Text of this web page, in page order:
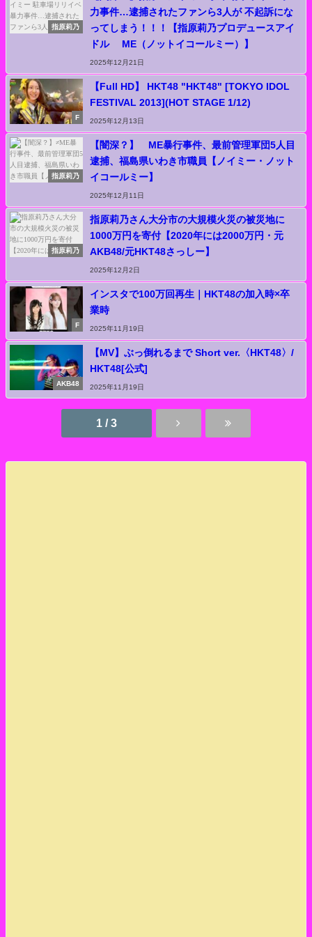
指原莉乃
力事件…逮捕されたファンら3人が 不起訴にな
ってしまう！！！【指原莉乃プロデュースアイ
ドル ≠ME（ノットイコールミー）】
2025年12月21日
F
【Full HD】 HKT48 "HKT48" [TOKYO IDOL
FESTIVAL 2013](HOT STAGE 1/12)
2025年12月13日
指原莉乃
【闇深？】≠ME暴行事件、最前管理軍団5人目
逮捕、福島県いわき市職員【ノイミー・ノット
イコールミー】
2025年12月11日
指原莉乃
指原莉乃さん大分市の大規模火災の被災地に
1000万円を寄付【2020年には2000万円・元
AKB48/元HKT48さっしー】
2025年12月2日
F
インスタで100万回再生｜HKT48の加入時×卒
業時
2025年11月19日
AKB48
【MV】ぶっ倒れるまで Short ver.〈HKT48〉/
HKT48[公式]
2025年11月19日
1 / 3